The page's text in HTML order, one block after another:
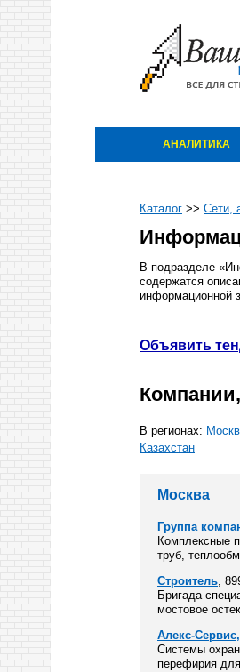
АНАЛИТИКА
Каталог >> Сети,
В подразделе
содержатся
информационной
Объявить
В регионах:
Казахстан
Москва
Группа
Комплексные
труб,
Строитель,
Бригада
мостовое
Алекс-
Системы
перефирия